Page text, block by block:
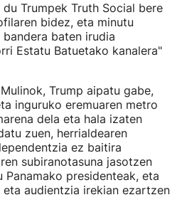
Trumpek Truth Social bere
bidez, eta minutu
baten irudia
Estatu Batuetako kanalera"
Trump aipatu gabe,
inguruko eremuaren metro
dela eta hala izaten
zuen, herrialdearen
ez baitira
subiranotasuna jasotzen
presidenteak, eta
audientzia irekian ezartzen